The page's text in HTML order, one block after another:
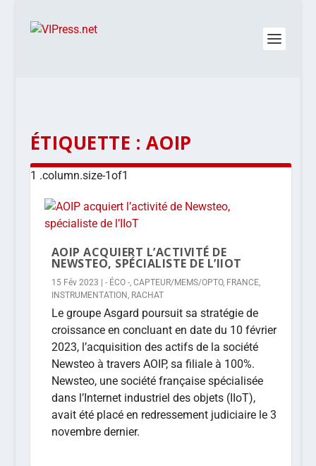
ÉTIQUETTE : AOIP
AOIP ACQUIERT L’ACTIVITÉ DE
NEWSTEO, SPÉCIALISTE DE L’IIOT
15 Fév 2023 - ÉCO -, CAPTEUR/MEMS/OPTO, FRANCE,
INSTRUMENTATION, RACHAT
Le groupe Asgard poursuit sa stratégie de
croissance en concluant en date du 10 février
2023, l’acquisition des actifs de la société
Newsteo à travers AOIP, sa filiale à 100%.
Newsteo, une société française spécialisée
dans l’Internet industriel des objets (IIoT),
avait été placé en redressement judiciaire le 3
novembre dernier.